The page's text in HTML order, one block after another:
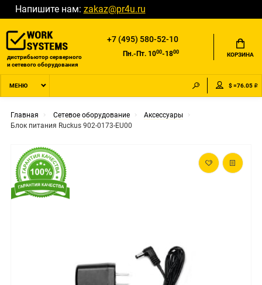
Напишите нам: zakaz@pr4u.ru
дистрибьютор серверного
и сетевого оборудования
+7 (495) 580-52-10
Пн.-Пт. 1000-1800 КОРЗИНА
МЕНЮ $ =76.05 ₽
Главная Сетевое оборудование
Аксессуары
Блок питания Ruckus 902-0173-EU00